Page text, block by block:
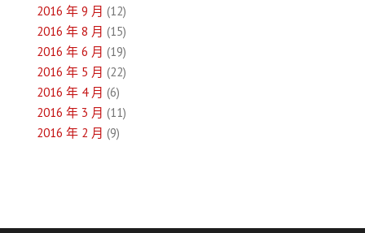
2016 年 9 月 (12)
2016 年 8 月 (15)
2016 年 6 月 (19)
2016 年 5 月 (22)
2016 年 4 月 (6)
2016 年 3 月 (11)
2016 年 2 月 (9)